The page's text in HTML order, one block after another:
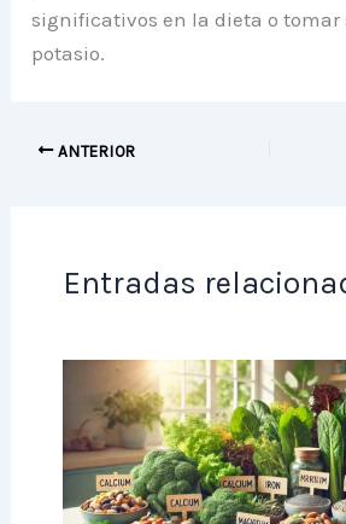
significativos en la dieta o tomar
potasio.
ANTERIOR
Entradas